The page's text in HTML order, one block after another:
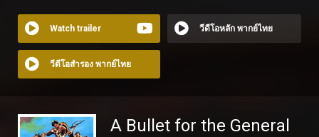
Watch trailer วีดีโอหลัก พากย์ไทย
วีดีโอสำรอง พากย์ไทย
A Bullet for the General